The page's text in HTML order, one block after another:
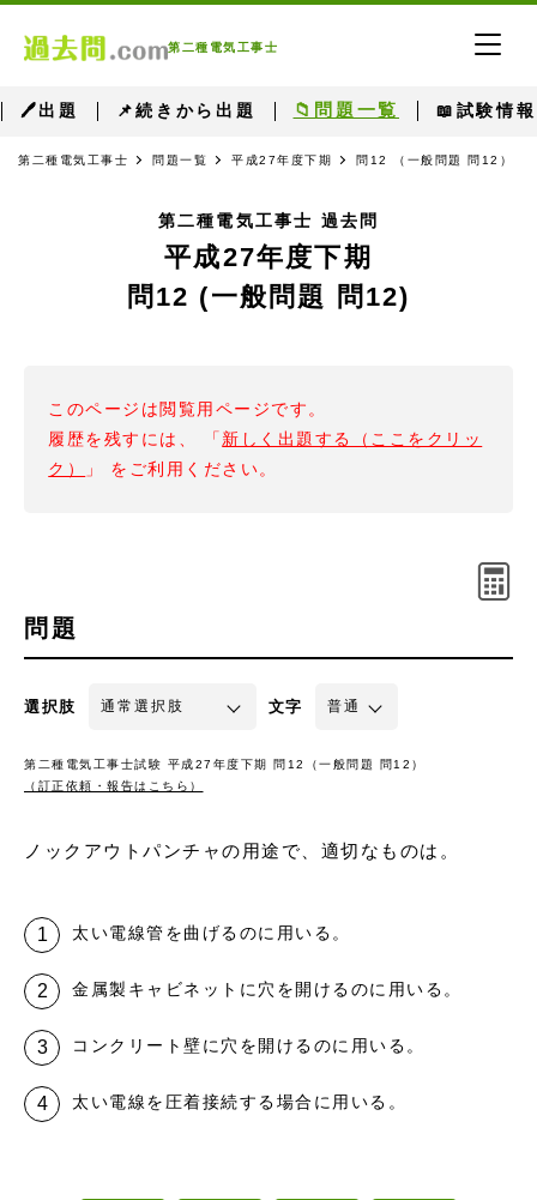
第二種電気工事士
🖊出題 📌続きから出題 📁問題一覧 📖試験情報
第二種電気工事士 問題一覧 平成27年度下期 問12 （一般問題 問12）
第二種電気工事士 過去問
平成27年度下期
問12 (一般問題 問12)
このページは閲覧用ページです。
履歴を残すには、 「 新しく出題する（ここをクリッ
ク）
」 をご利用ください。
問題
選択肢 文字
第二種電気工事士試験 平成27年度下期 問12（一般問題 問12）
（訂正依頼・報告はこちら）
ノックアウトパンチャの用途で、適切なものは。
太い電線管を曲げるのに用いる。
金属製キャビネットに穴を開けるのに用いる。
コンクリート壁に穴を開けるのに用いる。
太い電線を圧着接続する場合に用いる。